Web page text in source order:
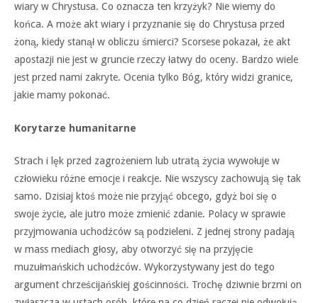
wiary w Chrystusa. Co oznacza ten krzyżyk? Nie wiemy do
końca. A może akt wiary i przyznanie się do Chrystusa przed
żoną, kiedy stanął w obliczu śmierci? Scorsese pokazał, że akt
apostazji nie jest w gruncie rzeczy łatwy do oceny. Bardzo wiele
jest przed nami zakryte. Ocenia tylko Bóg, który widzi granice,
jakie mamy pokonać.
Korytarze humanitarne
Strach i lęk przed zagrożeniem lub utratą życia wywołuje w
człowieku różne emocje i reakcje. Nie wszyscy zachowują się tak
samo. Dzisiaj ktoś może nie przyjąć obcego, gdyż boi się o
swoje życie, ale jutro może zmienić zdanie. Polacy w sprawie
przyjmowania uchodźców są podzieleni. Z jednej strony padają
w mass mediach głosy, aby otworzyć się na przyjęcie
muzułmańskich uchodźców. Wykorzystywany jest do tego
argument chrześcijańskiej gościnności. Trochę dziwnie brzmi on